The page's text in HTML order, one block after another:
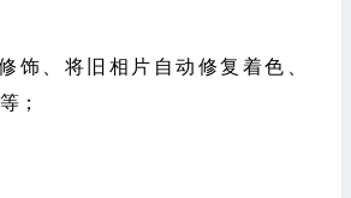
饰、将旧相片自动修复着色、
；